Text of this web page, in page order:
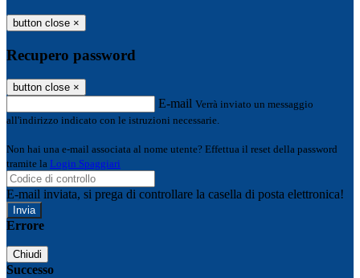
button close ×
Recupero password
button close ×
E-mail Verrà inviato un messaggio
all'indirizzo indicato con le istruzioni necessarie.
Non hai una e-mail associata al nome utente? Effettua il reset della password
tramite la Login Spaggiari
E-mail inviata, si prega di controllare la casella di posta elettronica!
Errore
Chiudi
Successo